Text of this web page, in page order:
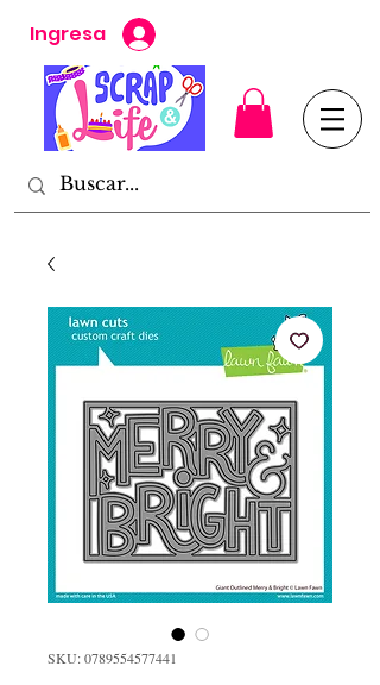
Ingresa
SKU: 0789554577441